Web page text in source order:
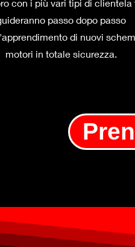
con i più vari tipi di clientela
passo dopo passo
di nuovi
motori in totale sicurezza.